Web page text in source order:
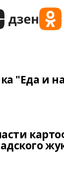
"Еда и